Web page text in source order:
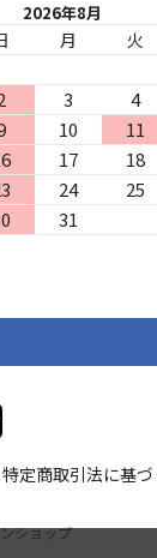
2026年8月
月 火
3 4
10 11
17 18
24 25
31
特定商取引法に基
ショップ